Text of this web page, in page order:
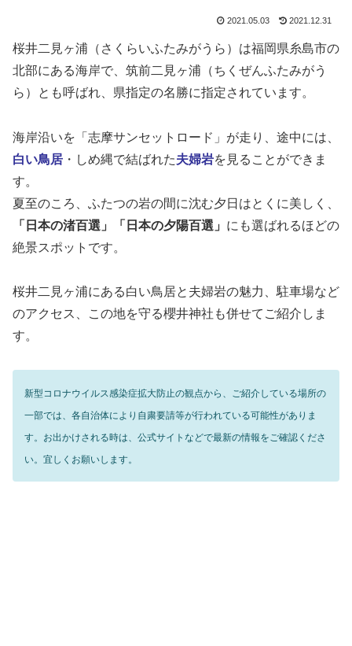
2021.05.03 2021.12.31
桜井二見ヶ浦（さくらいふたみがうら）は福岡県糸島市の
北部にある海岸で、筑前二見ヶ浦（ちくぜんふたみがう
ら）とも呼ばれ、県指定の名勝に指定されています。
海岸沿いを「志摩サンセットロード」が走り、途中には、
白い鳥居 ・しめ縄で結ばれた夫婦岩を見ることができま
す。
夏至のころ、ふたつの岩の間に沈む夕日はとくに美しく、
「日本の渚百選」「日本の夕陽百選」 にも選ばれるほどの
絶景スポットです。
桜井二見ヶ浦にある白い鳥居と夫婦岩の魅力、駐車場など
のアクセス、この地を守る櫻井神社も併せてご紹介しま
す。
新型コロナウイルス感染症拡大防止の観点から、ご紹介している場所の
一部では、各自治体により自粛要請等が行われている可能性がありま
す。お出かけされる時は、公式サイトなどで最新の情報をご確認くださ
い。宜しくお願いします。